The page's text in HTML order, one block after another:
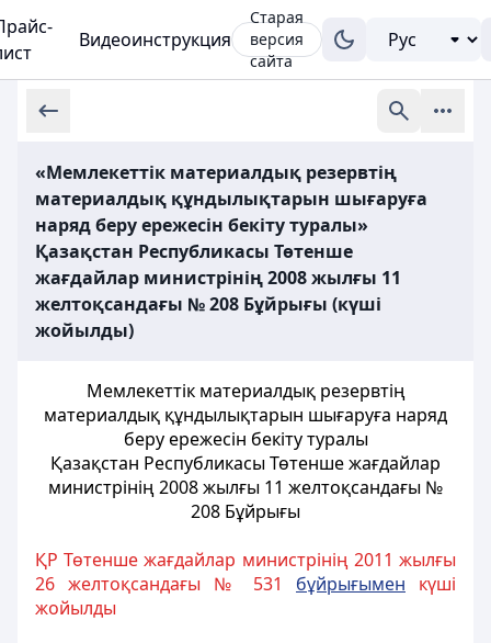
Видеоинструкция
Старая
версия
сайта
«Мемлекеттік материалдық резервтің
материалдық құндылықтарын шығаруға
наряд беру ережесін бекіту туралы»
Қазақстан Республикасы Төтенше
жағдайлар министрінің 2008 жылғы 11
желтоқсандағы № 208 Бұйрығы (күші
жойылды)
Мемлекеттік материалдық резервтің
материалдық құндылықтарын шығаруға наряд
беру ережесін бекіту туралы
Қазақстан Республикасы Төтенше жағдайлар
министрінің 2008 жылғы 11 желтоқсандағы №
208 Бұйрығы
ҚР Төтенше жағдайлар министрінің 2011 жылғы
26 желтоқсандағы № 531 бұйрығымен күші
жойылды